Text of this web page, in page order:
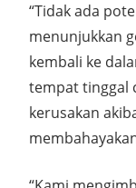
“Tidak ada
menunjukkan
kembali ke
tempat tinggal
kerusakan